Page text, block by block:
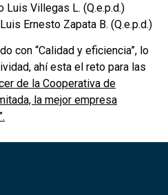
Luis Villegas L. (Q.e.p.d.)
Ernesto Zapata B. (Q.e.p.d.)
con “Calidad y eficiencia”, lo
ahí esta el reto para las
de la Cooperativa de
la mejor empresa